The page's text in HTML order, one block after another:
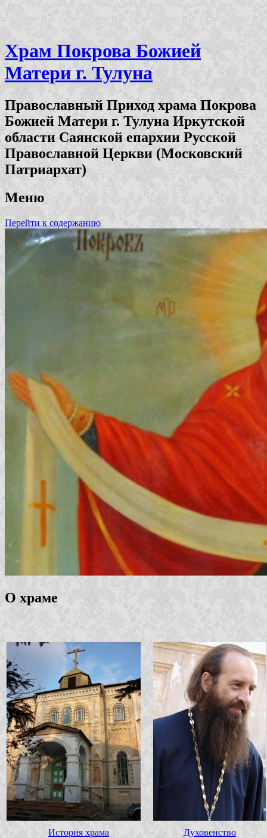
Храм Покрова Божией
Матери г. Тулуна
Православный Приход храма Покрова
Божией Матери г. Тулуна Иркутской
области Саянской епархии Русской
Православной Церкви (Московский
Патриархат)
Меню
Перейти к содержанию
О храме
История храма Духовенство